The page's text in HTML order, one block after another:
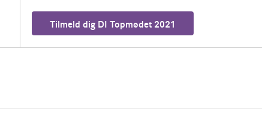
Tilmeld dig DI Topmødet 2021